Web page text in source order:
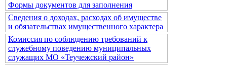
Формы документов для заполнения
Сведения о доходах, расходах об имуществе
и обязательствах имущественного характера
Комиссия по соблюдению требований к
служебному поведению муниципальных
служащих МО «Теучежский район»